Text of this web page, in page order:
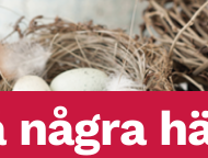
några